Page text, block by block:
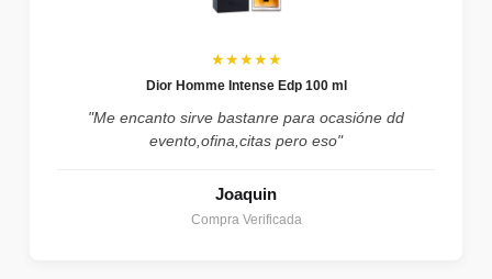
★★★★★
Dior Homme Intense Edp 100 ml
"Me encanto sirve bastanre para ocasióne dd
evento,ofina,citas pero eso"
Joaquin
Compra Verificada